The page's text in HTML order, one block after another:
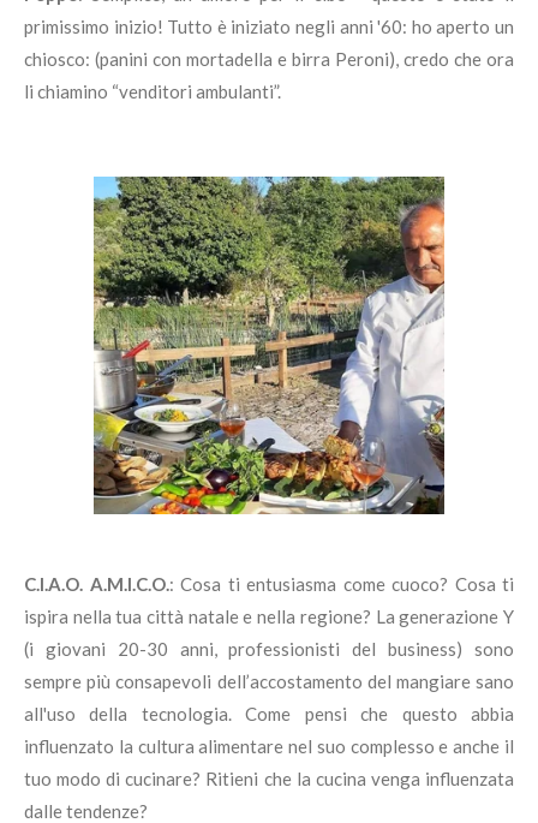
primissimo inizio! Tutto è iniziato negli anni '60: ho aperto un
chiosco: (panini con mortadella e birra Peroni), credo che ora
li chiamino “venditori ambulanti”.
C.I.A.O. A.M.I.C.O.: Cosa ti entusiasma come cuoco? Cosa ti
ispira nella tua città natale e nella regione? La generazione Y
(i giovani 20-30 anni, professionisti del business) sono
sempre più consapevoli dell’accostamento del mangiare sano
all'uso della tecnologia. Come pensi che questo abbia
influenzato la cultura alimentare nel suo complesso e anche il
tuo modo di cucinare? Ritieni che la cucina venga influenzata
dalle tendenze?